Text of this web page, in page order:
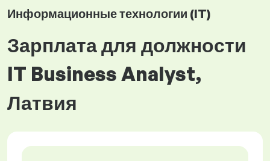
Информационные технологии (IT)
Зарплата для должности
IT Business Analyst,
Латвия